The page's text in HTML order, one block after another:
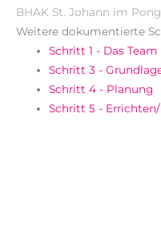
BHAK St. Johann im
Weitere dokumentierte
Schritt 1 - Das
Schritt 3 -
Schritt 4 - Planung
Schritt 5 -